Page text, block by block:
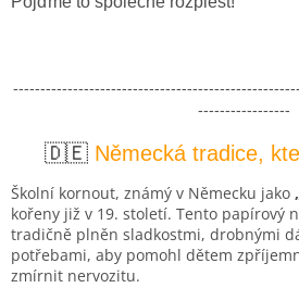
-----------------
🇩🇪 Německá tradice,
Školní kornout, známý v Německu jako
kořeny již v 19. století. Tento papírový
tradičně plněn sladkostmi, drobnými
potřebami, aby pomohl dětem
zmírnit nervozitu.